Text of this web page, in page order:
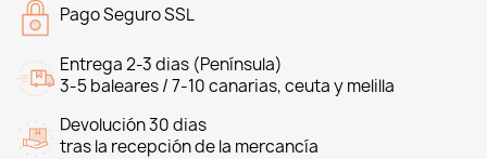
Pago Seguro SSL
Entrega 2-3 dias (Península)
3-5 baleares / 7-10 canarias, ceuta y melilla
Devolución 30 dias
tras la recepción de la mercancía